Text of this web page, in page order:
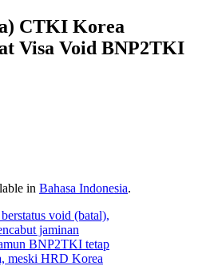
CTKI Korea
Visa Void BNP2TKI
in Bahasa Indonesia.